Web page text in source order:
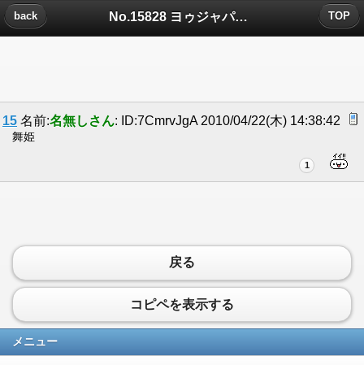
No.15828 ヨゥジャパニズ?についたコメント
back TOP
15 名前:名無しさん: ID:7CmrvJgA 2010/04/22(木) 14:38:42
舞姫
1
戻る
コピペを表示する
メニュー